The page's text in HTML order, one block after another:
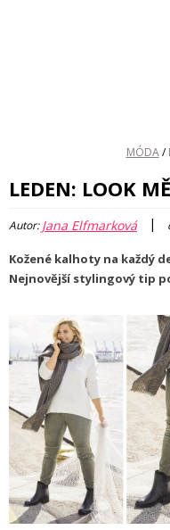
MÓDA /
LEDEN: LOOK
Autor:Jana Elfmarková |
Kožené kalhoty na každý
Nejnovější stylingový tip